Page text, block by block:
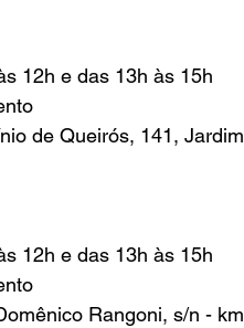
12h e das 13h às 15h
de Queirós, 141,
12h e das 13h às 15h
Rangoni, s/n -